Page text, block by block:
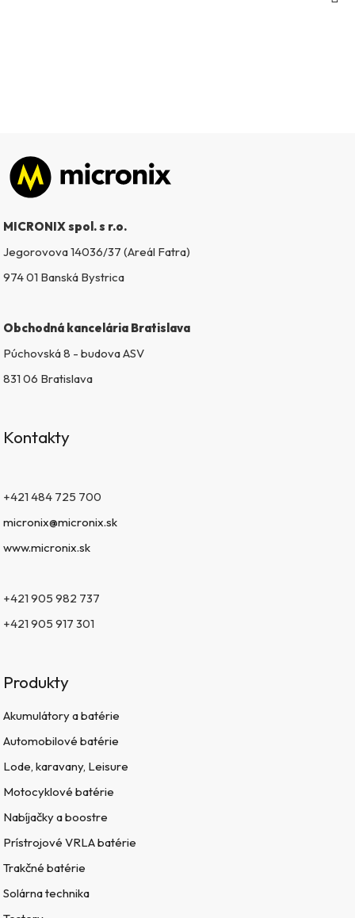
Zápätie
MICRONIX spol. s r.o.
Jegorovova 14036/37 (Areál Fatra)
974 01 Banská Bystrica
Obchodná kancelária Bratislava
Púchovská 8 - budova ASV
831 06 Bratislava
Kontakty
+421 484 725 700
micronix@micronix.sk
www.micronix.sk
+421 905 982 737
+421 905 917 301
Produkty
Akumulátory a batérie
Automobilové batérie
Lode, karavany, Leisure
Motocyklové batérie
Nabíjačky a boostre
Prístrojové VRLA batérie
Trakčné batérie
Solárna technika